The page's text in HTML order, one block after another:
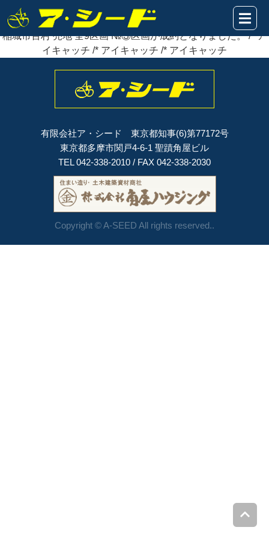
2022年02月19日
稲城市百村 売地 全9区画 №③区画が
となりました。
稲城市百村 売地 全9区画 №③区画が成約となりました。 /* ア
イキャッチ /* アイキャッチ /* アイキャッチ
有限会社ア・シード 東京都知事(6)第77172号
東京都多摩市関戸4-6-1 聖蹟角屋ビル
TEL 042-338-2010 / FAX 042-338-2030
Copyright © A-SEED All rights reserved..